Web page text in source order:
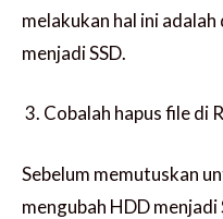
melakukan hal ini
menjadi SSD.
Cobalah hapus file di
Sebelum memutuskan
mengubah HDD menjadi